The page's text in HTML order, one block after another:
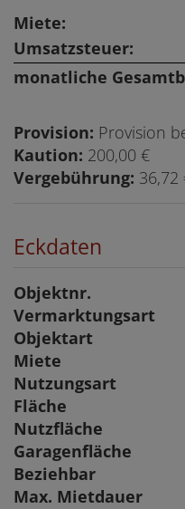
Miete:
Umsatzsteuer:
monatliche
Provision: Provision
Kaution: 200,00 €
Vergebührung: 36,72
Eckdaten
Objektnr.
Vermarktungsart
Objektart
Miete
Nutzungsart
Fläche
Nutzfläche
Garagenfläche
Beziehbar
Max. Mietdauer